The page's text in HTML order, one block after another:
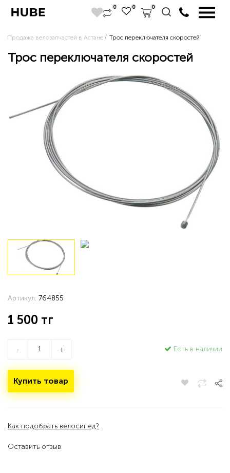
0 0 0
Продажа велозапчастей в Астане Трос переключателя скоростей
Трос переключателя скоростей
Оставить отзыв
Артикул: 764855
1 500 тг
- + Есть в наличии
Купить товар
Как подобрать велосипед?